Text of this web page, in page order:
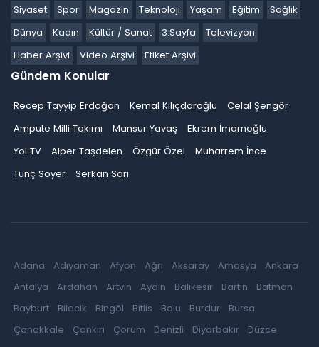
Siyaset
Spor Magazin Teknoloji Yaşam Eğitim
Sağlık
Dünya
Kadın Kültür / Sanat 3.Sayfa
Televizyon
Haber Arşivi
Video Arşivi Etiket Arşivi
Gündem Konular
Recep Tayyip Erdoğan Kemal Kılıçdaroğlu
Celal Şengör
Ampute Milli Takımı
Mansur Yavaş
Ekrem İmamoğlu
Yol TV
Alper Taşdelen Özgür Özel
Muharrem İnce
Tunç Soyer
Serkan Sarı
Adana Adıyaman Afyon Ağrı Aksaray Amasya
Ankara
Antalya
Ardahan Artvin Aydın Balıkesir Bartın
Batman
Bayburt
Bilecik Bingöl Bitlis Bolu Burdur
Bursa
Çanakkale
Çankırı Çorum Denizli Diyarbakır
Düzce